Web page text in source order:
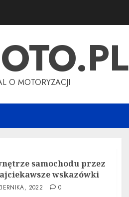
O MOTORYZACJI
samochodu przez
wskazówki
2022 0